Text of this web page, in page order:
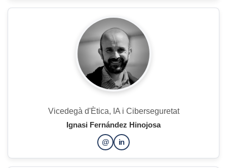
Vicedegà d'Ètica, IA i Ciberseguretat
Ignasi Fernández Hinojosa
@
in